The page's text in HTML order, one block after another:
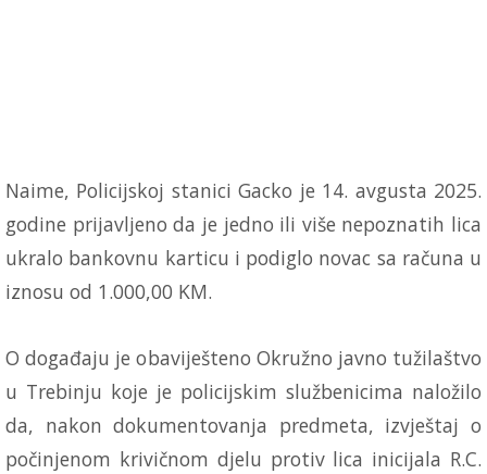
Naime, Policijskoj stanici Gacko je 14. avgusta 2025.
godine prijavljeno da je jedno ili više nepoznatih lica
ukralo bankovnu karticu i podiglo novac sa računa u
iznosu od 1.000,00 KM.
O događaju je obaviješteno Okružno javno tužilaštvo
u Trebinju koje je policijskim službenicima naložilo
da, nakon dokumentovanja predmeta, izvještaj o
počinjenom krivičnom djelu protiv lica inicijala R.C.